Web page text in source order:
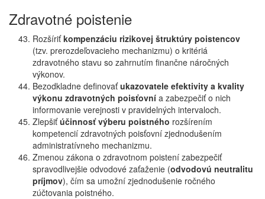
Zdravotné poistenie
Rozšíriťkompenzáciu rizikovej štruktúry poistencov
(tzv. prerozdeľovacieho mechanizmu) o kritériá
zdravotného stavu so zahrnutím finančne náročných
výkonov.
Bezodkladne definovaťukazovatele efektivity a kvality
výkonu zdravotných poisťovní a zabezpečiť o nich
informovanie verejnosti v pravidelných intervaloch.
Zlepšiťúčinnosť výberu poistného rozšírením
kompetencií zdravotných poisťovní zjednodušením
administratívneho mechanizmu.
Zmenou zákona o zdravotnom poistení zabezpečiť
spravodlivejšie odvodové zaťaženie (odvodovú neutralitu
príjmov), čím sa umožní zjednodušenie ročného
zúčtovania poistného.